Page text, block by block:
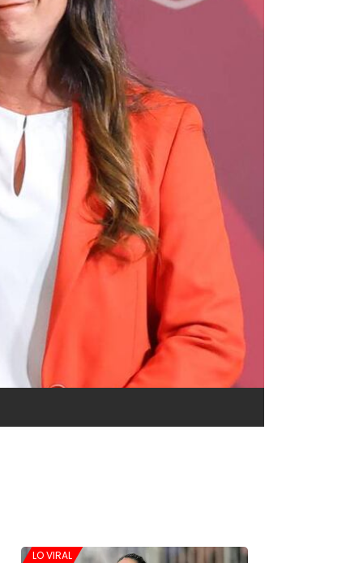
LO VIRAL